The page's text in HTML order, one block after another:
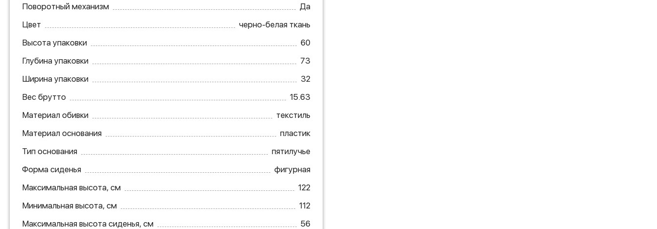
Поворотный механизм
Да
Цвет
черно-белая ткань
Высота упаковки
60
Глубина упаковки
73
Ширина упаковки
32
Вес брутто
15.63
Материал обивки
текстиль
Материал основания
пластик
Тип основания
пятилучье
Форма сиденья
фигурная
Максимальная высота, см
122
Минимальная высота, см
112
Максимальная высота сиденья, см
56